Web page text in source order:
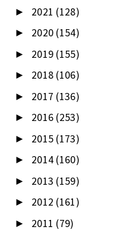
► 2021 (128)
► 2020 (154)
► 2019 (155)
► 2018 (106)
► 2017 (136)
► 2016 (253)
► 2015 (173)
► 2014 (160)
► 2013 (159)
► 2012 (161)
► 2011 (79)